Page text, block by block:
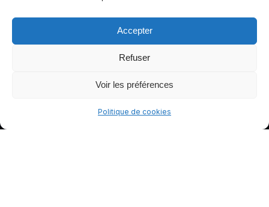
Accepter
Refuser
Voir les préférences
Politique de cookies